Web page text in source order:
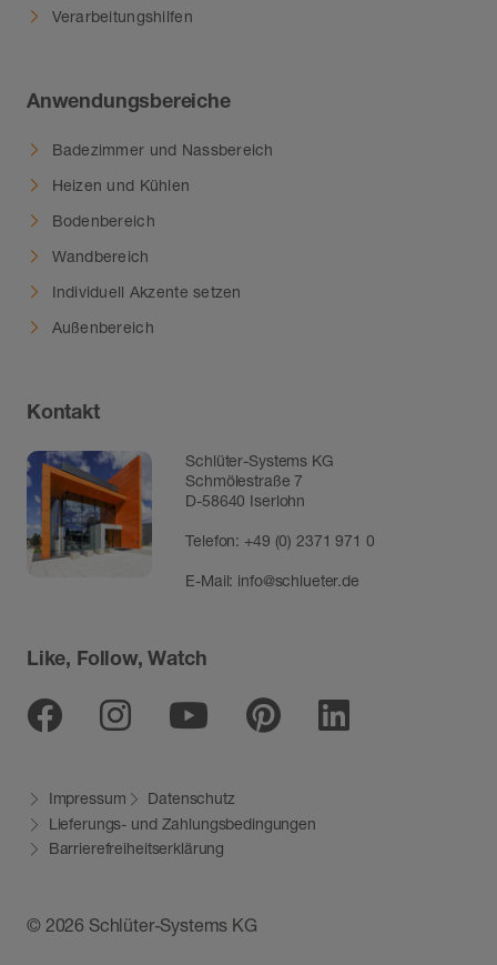
Verarbeitungshilfen
Anwendungsbereiche
Badezimmer und Nassbereich
Heizen und Kühlen
Bodenbereich
Wandbereich
Individuell Akzente setzen
Außenbereich
Kontakt
Schlüter-Systems KG
Schmölestraße 7
D-58640 Iserlohn
Telefon:+49 (0) 2371 971 0
E-Mail: info@schlueter.de
Like, Follow, Watch
Facebook
InstagramYoutube
PinterestLinkedin
© 2026 Schlüter-Systems KG
Impressum
Datenschutz
Lieferungs- und Zahlungsbedingungen
Barrierefreiheitserklärung